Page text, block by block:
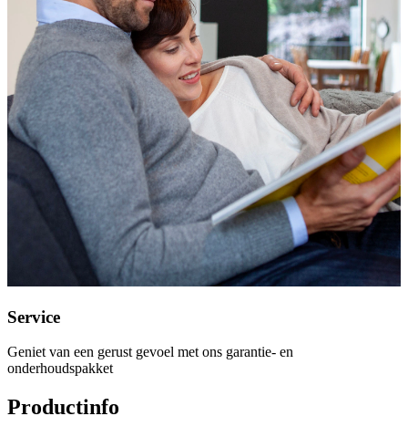
Service
Geniet van een gerust gevoel met ons garantie- en
onderhoudspakket
Productinfo